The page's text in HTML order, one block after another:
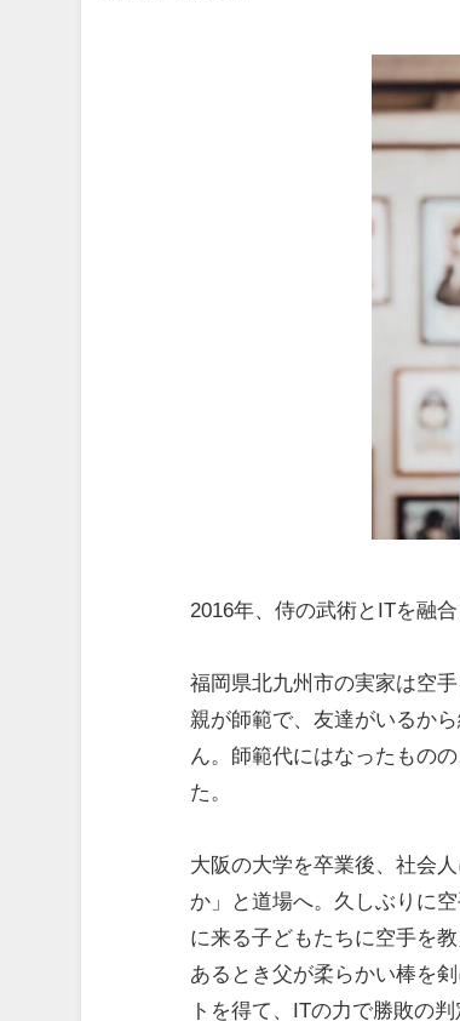
2016年、侍の武術とITを融
福岡県北九州市の実家は空
親が師範で、友達がいるか
ん。師範代にはなったもの
た。
大阪の大学を卒業後、社会
か」と道場へ。久しぶりに
に来る子どもたちに空手を教
あるとき父が柔らかい棒を
トを得て、ITの力で勝敗の